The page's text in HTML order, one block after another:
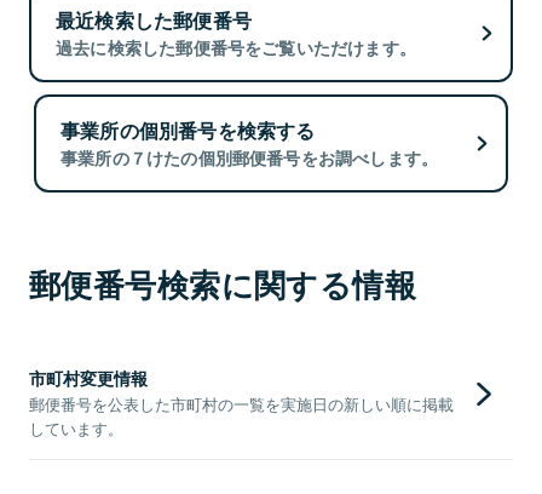
最近検索した郵便番号
過去に検索した郵便番号をご覧いただけます。
事業所の個別番号を検索する
事業所の７けたの個別郵便番号をお調べします。
郵便番号検索に関する情報
市町村変更情報
郵便番号を公表した市町村の一覧を実施日の新しい順に掲載
しています。